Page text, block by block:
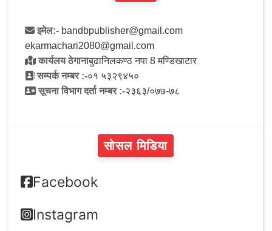
इमेल:- bandbpublisher@gmail.com
ekarmachari2080@gmail.com
कार्यलय ठेगानाबुढानिलकण्ठ नपा 8 मण्डिखाटार
सम्पर्क नम्बर :-०१ ५३२९४५०
सूचना विभाग दर्ता नम्बर :-२३६३/०७७-७८
सोसल मिडिया
Facebook
Instagram